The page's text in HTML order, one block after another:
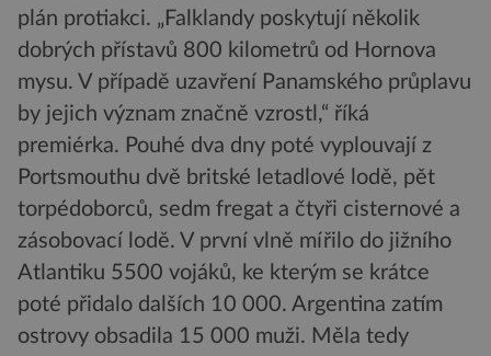
plán protiakci. „Falklandy poskytují několik
dobrých přístavů 800 kilometrů od Hornova
mysu. V případě uzavření Panamského průplavu
by jejich význam značně vzrostl,“ říká
premiérka. Pouhé dva dny poté vyplouvají z
Portsmouthu dvě britské letadlové lodě, pět
torpédoborců, sedm fregat a čtyři cisternové a
zásobovací lodě. V první vlně mířilo do jižního
Atlantiku 5500 vojáků, ke kterým se krátce
poté přidalo dalších 10 000. Argentina zatím
ostrovy obsadila 15 000 muži. Měla tedy